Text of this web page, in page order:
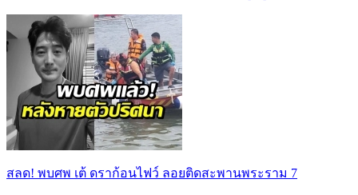
สลด! พบศพ เต้ ดราก้อนไฟว์ ลอยติดสะพานพระราม 7